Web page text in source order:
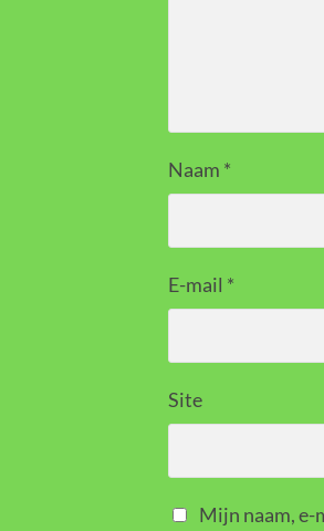
Naam *
E-mail *
Site
Mijn naam, e-